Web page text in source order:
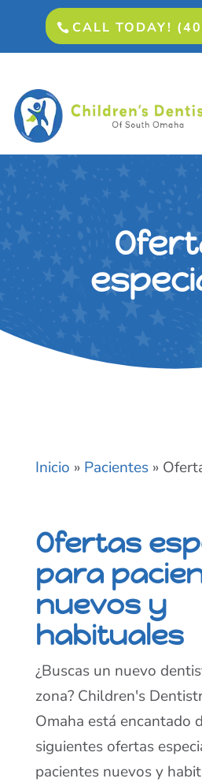
CALL TODAY!
Inicio » Pacientes »
Ofertas
para
nuevos y
habituales
¿Buscas un nuevo
zona? Children's
Omaha está encantado
siguientes ofertas
pacientes nuevos y